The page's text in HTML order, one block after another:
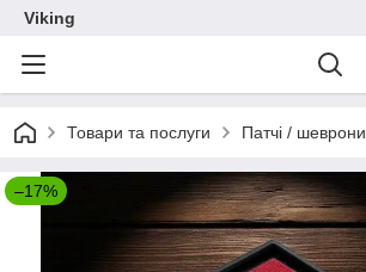
Viking
Товари та послуги Патчі / шеврони
–17%